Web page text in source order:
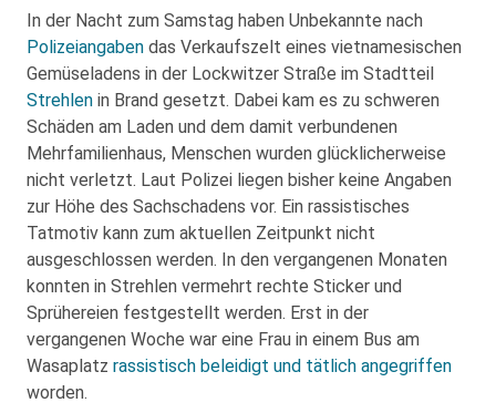
In der Nacht zum Samstag haben Unbekannte nach
Polizeiangaben das Verkaufszelt eines vietnamesischen
Gemüseladens in der Lockwitzer Straße im Stadtteil
Strehlen in Brand gesetzt. Dabei kam es zu schweren
Schäden am Laden und dem damit verbundenen
Mehrfamilienhaus, Menschen wurden glücklicherweise
nicht verletzt. Laut Polizei liegen bisher keine Angaben
zur Höhe des Sachschadens vor. Ein rassistisches
Tatmotiv kann zum aktuellen Zeitpunkt nicht
ausgeschlossen werden. In den vergangenen Monaten
konnten in Strehlen vermehrt rechte Sticker und
Sprühereien festgestellt werden. Erst in der
vergangenen Woche war eine Frau in einem Bus am
Wasaplatz rassistisch beleidigt und tätlich angegriffen
worden.